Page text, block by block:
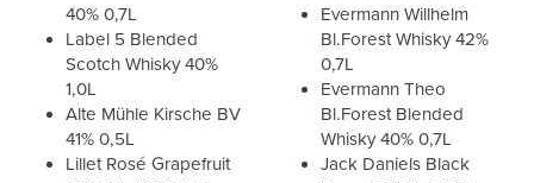
40% 0,7L
Label 5 Blended
Scotch Whisky 40%
1,0L
Alte Mühle Kirsche BV
41% 0,5L
Lillet Rosé Grapefruit
Evermann Willhelm
Bl.Forest Whisky 42%
0,7L
Evermann Theo
Bl.Forest Blended
Whisky 40% 0,7L
Jack Daniels Black